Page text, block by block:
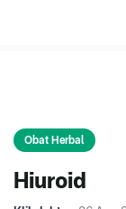
Obat Herbal
Hiuroid